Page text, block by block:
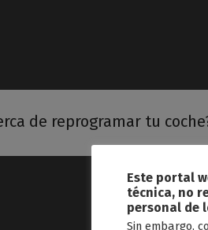
de reprogramar tu
Este portal
técnica, no
personal de
Sin embargo,